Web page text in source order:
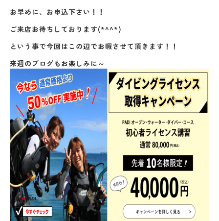
お早めに、お申込下さい！！
ご来店お待ちしております(*^^*)
という事で今回はこの辺でお暇させて頂きます！！
来週のブログもお楽しみに～